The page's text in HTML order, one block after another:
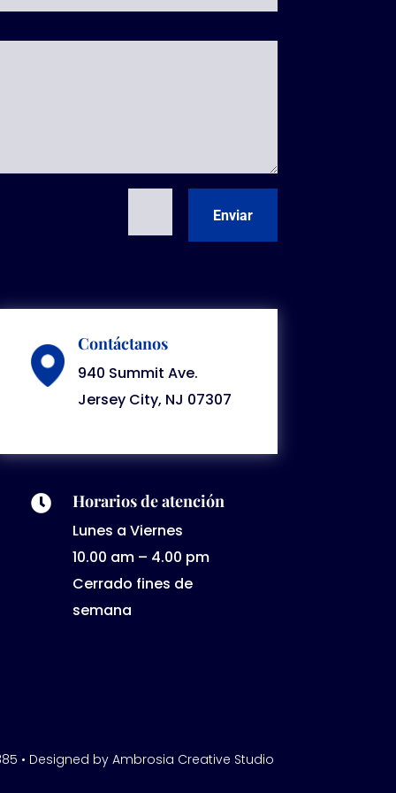
Enviar
Contáctanos
940 Summit Ave.
Jersey City, NJ 07307
 Horarios de atención
Lunes a Viernes
10.00 am – 4.00 pm
Cerrado fines de
semana
• Designed by Ambrosia Creative Studio